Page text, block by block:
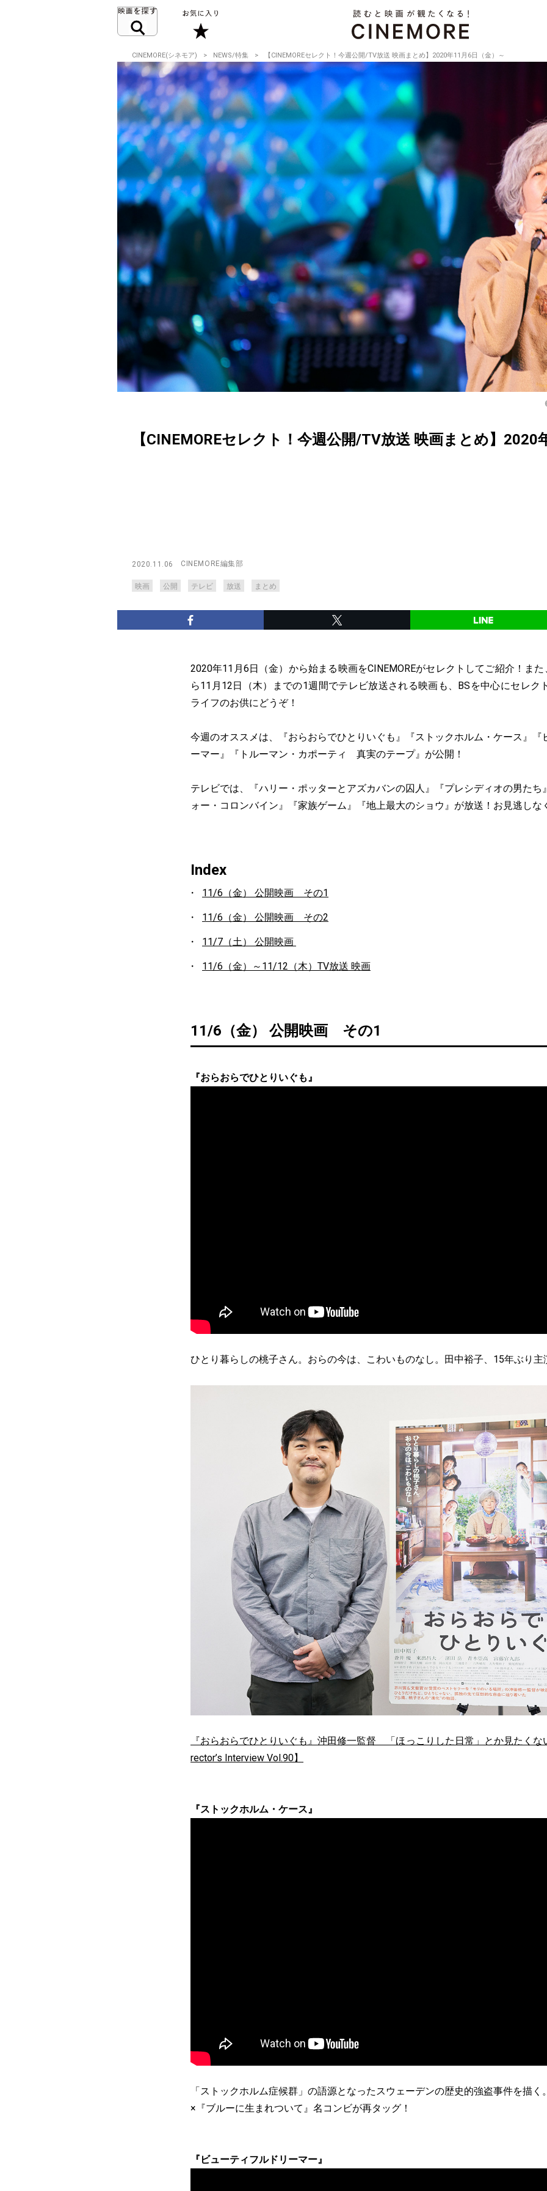
CINEMORE(シネモア) NEWS/特集 【CINEMOREセレクト！今週公開/TV放送 映画まとめ】2020年11月6日（金）～
【CINEMOREセレクト！今週公開/TV放送 映画まとめ】2020
2020.11.06 CINEMORE編集部
映画 公開 テレビ 放送 まとめ
2020年11月6日（金）から始まる映画をCINEMOREがセレクトしてご紹介！ま
ら11月12日（木）までの1週間でテレビ放送される映画も、BSを中心にセレク
ライフのお供にどうぞ！
今週のオススメは、『おらおらでひとりいぐも』『ストックホルム・ケース』『
ーマー』『トルーマン・カポーティ 真実のテープ』が公開！
テレビでは、『ハリー・ポッターとアズカバンの囚人』『プレシディオの男たち
ォー・コロンバイン』『家族ゲーム』『地上最大のショウ』が放送！お見逃しな
Index
11/6（金） 公開映画 その1
11/6（金） 公開映画 その2
11/7（土） 公開映画
11/6（金）～11/12（木）TV放送 映画
11/6（金） 公開映画 その1
『おらおらでひとりいぐも』
ひとり暮らしの桃子さん。おらの今は、こわいものなし。田中裕子、15年ぶり主
『おらおらでひとりいぐも』沖田修一監督 「ほっこりした日常」とか見たくな
rector’s Interview Vol.90】
『ストックホルム・ケース』
「ストックホルム症候群」の語源となったスウェーデンの歴史的強盗事件を描
×『ブルーに生まれついて』名コンビが再タッグ！
『ビューティフルドリーマー』